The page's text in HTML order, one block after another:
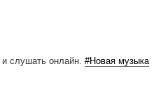
и слушать онлайн. #Новая музыка